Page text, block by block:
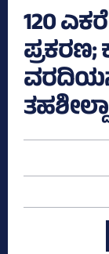
120
ಪ್ರಕರಣ;